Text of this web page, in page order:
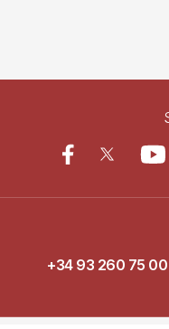
+34 93 260 75 00